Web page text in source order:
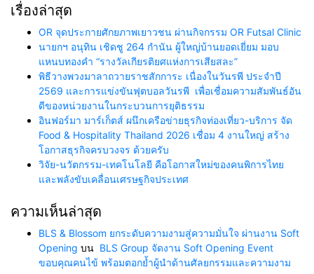
เรื่องล่าสุด
OR จุดประกายศักยภาพเยาวชน ผ่านกิจกรรม OR Futsal Clinic
นายกฯ อนุทิน เชิดชู 264 กำนัน ผู้ใหญ่บ้านยอดเยี่ยม มอบ
แหนบทองคำ “รางวัลเกียรติยศแห่งการเสียสละ”
พิธีวางพวงมาลาถวายราชสักการะ เนื่องในวันรพี ประจำปี
2569 และการแข่งขันฟุตบอลวันรพี เพื่อเชื่อมความสัมพันธ์อัน
ดีของหน่วยงานในกระบวนการยุติธรรม
อินฟอร์มา มาร์เก็ตส์ ผนึกเครือข่ายธุรกิจท่องเที่ยว-บริการ จัด
Food & Hospitality Thailand 2026 เชื่อม 4 งานใหญ่ สร้าง
โอกาสธุรกิจครบวงจร ด้วยครับ
วิจัย-นวัตกรรม-เทคโนโลยี คือโอกาสใหม่ของคนพิการไทย
และพลังขับเคลื่อนเศรษฐกิจประเทศ
ความเห็นล่าสุด
BLS & Blossom ยกระดับความงามสู่ความมั่นใจ ผ่านงาน Soft
Opening บน BLS Group จัดงาน Soft Opening Event
ขอบคุณคนไข้ พร้อมตอกย้ำผู้นำด้านศัลยกรรมและความงาม